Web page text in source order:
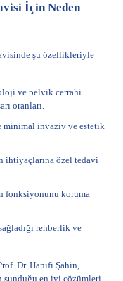
İçin Neden
şu özellikleriyle
ve pelvik cerrahi
oranları.
minimal invaziv ve estetik
ihtiyaçlarına özel tedavi
fonksiyonunu koruma
rehberlik ve
Dr. Hanifi Şahin,
sunduğu en iyi çözümleri